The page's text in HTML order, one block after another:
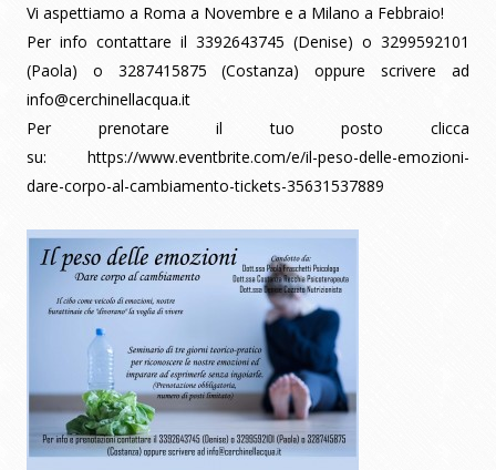
Vi aspettiamo a Roma a Novembre e a Milano a Febbraio!
Per info contattare il 3392643745 (Denise) o 3299592101
(Paola) o 3287415875 (Costanza) oppure scrivere ad
info@cerchinellacqua.it
Per prenotare il tuo posto clicca
su: https://www.eventbrite.com/e/il-peso-delle-emozioni-
dare-corpo-al-cambiamento-tickets-35631537889